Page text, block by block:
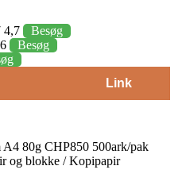
4,7
Besøg
Besøg
Link
80g CHP850 500ark/pak
og blokke / Kopipapir